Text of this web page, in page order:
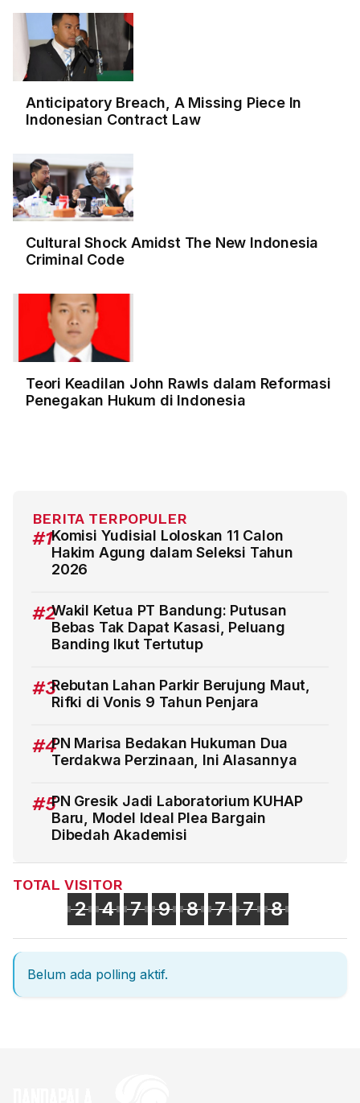
Anticipatory Breach, A Missing Piece In
Indonesian Contract Law
Cultural Shock Amidst The New Indonesia
Criminal Code
Teori Keadilan John Rawls dalam Reformasi
Penegakan Hukum di Indonesia
BERITA TERPOPULER
#1Komisi Yudisial Loloskan 11 Calon
Hakim Agung dalam Seleksi Tahun
2026
#2Wakil Ketua PT Bandung: Putusan
Bebas Tak Dapat Kasasi, Peluang
Banding Ikut Tertutup
#3Rebutan Lahan Parkir Berujung Maut,
Rifki di Vonis 9 Tahun Penjara
#4PN Marisa Bedakan Hukuman Dua
Terdakwa Perzinaan, Ini Alasannya
#5PN Gresik Jadi Laboratorium KUHAP
Baru, Model Ideal Plea Bargain
Dibedah Akademisi
TOTAL VISITOR
2 4 7 9 8 7 7 8
Belum ada polling aktif.